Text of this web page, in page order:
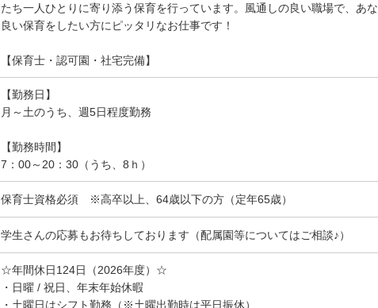
たち一人ひとりに寄り添う保育を行っています。風通しの良い職場で、あ
良い保育をしたい方にピッタリなお仕事です！
【保育士・認可園・社宅完備】
【勤務日】
月～土のうち、週5日程度勤務
【勤務時間】
7：00～20：30（うち、8ｈ）
保育士資格必須 ※高卒以上、64歳以下の方（定年65歳）
学生さんの応募もお待ちしております（配属園等についてはご相談♪）
☆年間休日124日（2026年度）☆
・日曜 / 祝日、年末年始休暇
・土曜日はシフト勤務（※土曜出勤時は平日振休）